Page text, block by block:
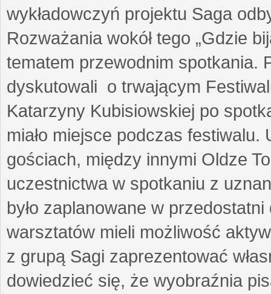
wykładowczyń projektu Saga
Rozważania wokół tego „Gdzie
tematem przewodnim spotkania.
dyskutowali o trwającym
Katarzyny Kubisiowskiej po
miało miejsce podczas
gościach, między innymi Oldze
uczestnictwa w spotkaniu z
było zaplanowane w
warsztatów mieli możliwość
z grupą Sagi zaprezentować
dowiedzieć się, że wyobraźnia